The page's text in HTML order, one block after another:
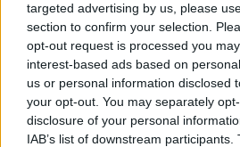
targeted advertising by us, please
section to confirm your selection.
opt-out request is processed you
interest-based ads based on
us or personal information disclosed
your opt-out. You may separately
disclosure of your personal
IAB’s list of downstream
Il Monastir riparte
Aloia, il primo
7 Ago 2026
Gran colpo
Torres Riccardo Idda
7 Ago 2026